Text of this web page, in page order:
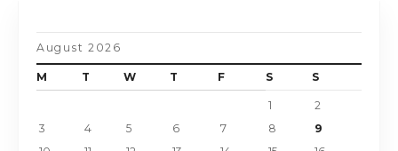
August 2026
M T W T F S S
1
2
3
4 5 6 7 8
9